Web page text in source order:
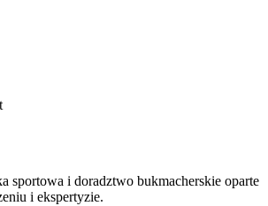
sportowa i doradztwo bukmacherskie oparte
i ekspertyzie.